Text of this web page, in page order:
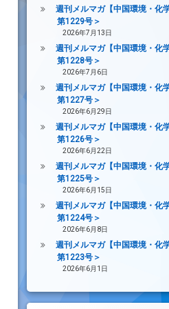
週刊メルマガ【中国環境・化
第1229号＞
2026年7月13日
週刊メルマガ【中国環境・化
第1228号＞
2026年7月6日
週刊メルマガ【中国環境・化
第1227号＞
2026年6月29日
週刊メルマガ【中国環境・化
第1226号＞
2026年6月22日
週刊メルマガ【中国環境・化
第1225号＞
2026年6月15日
週刊メルマガ【中国環境・化
第1224号＞
2026年6月8日
週刊メルマガ【中国環境・化
第1223号＞
2026年6月1日